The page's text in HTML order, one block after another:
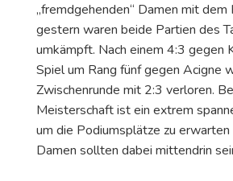
„fremdgehenden“ Damen mit
gestern waren beide Partien des
umkämpft. Nach einem 4:3 gegen
Spiel um Rang fünf gegen Acigne
Zwischenrunde mit 2:3 verloren.
Meisterschaft ist ein extrem
um die Podiumsplätze zu erwarten
Damen sollten dabei mittendrin